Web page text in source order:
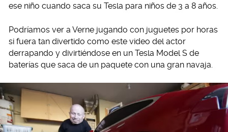
ese niño cuando saca su Tesla para niños de 3 a 8 años.
Podríamos ver a Verne jugando con juguetes por horas
si fuera tan divertido como este video del actor
derrapando y divirtiéndose en un Tesla Model S de
baterías que saca de un paquete con una gran navaja.